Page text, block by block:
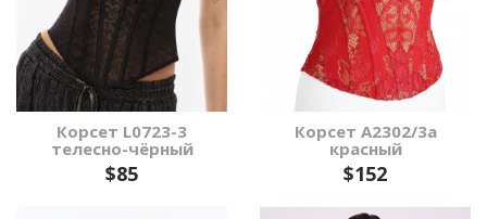
Корсет L0723-3
телесно-чёрный
$85
Корсет А2302/3а
красный
$152